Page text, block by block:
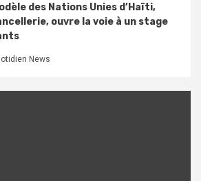
des Nations Unies d’Haïti,
ouvre la voie à un stage
News